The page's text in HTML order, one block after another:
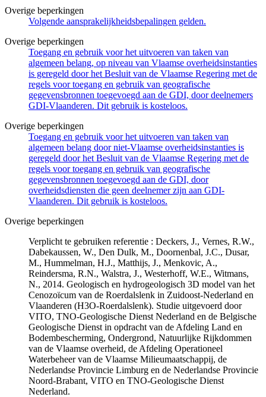
Overige beperkingen
Volgende aansprakelijkheidsbepalingen gelden.
Overige beperkingen
Toegang en gebruik voor het uitvoeren van taken van
algemeen belang, op niveau van Vlaamse overheidsinstanties
is geregeld door het Besluit van de Vlaamse Regering met de
regels voor toegang en gebruik van geografische
gegevensbronnen toegevoegd aan de GDI, door deelnemers
GDI-Vlaanderen. Dit gebruik is kosteloos.
Overige beperkingen
Toegang en gebruik voor het uitvoeren van taken van
algemeen belang door niet-Vlaamse overheidsinstanties is
geregeld door het Besluit van de Vlaamse Regering met de
regels voor toegang en gebruik van geografische
gegevensbronnen toegevoegd aan de GDI, door
overheidsdiensten die geen deelnemer zijn aan GDI-
Vlaanderen. Dit gebruik is kosteloos.
Overige beperkingen
Verplicht te gebruiken referentie : Deckers, J., Vernes, R.W.,
Dabekaussen, W., Den Dulk, M., Doornenbal, J.C., Dusar,
M., Hummelman, H.J., Matthijs, J., Menkovic, A.,
Reindersma, R.N., Walstra, J., Westerhoff, W.E., Witmans,
N., 2014. Geologisch en hydrogeologisch 3D model van het
Cenozoïcum van de Roerdalslenk in Zuidoost-Nederland en
Vlaanderen (H3O-Roerdalslenk). Studie uitgevoerd door
VITO, TNO-Geologische Dienst Nederland en de Belgische
Geologische Dienst in opdracht van de Afdeling Land en
Bodembescherming, Ondergrond, Natuurlijke Rijkdommen
van de Vlaamse overheid, de Afdeling Operationeel
Waterbeheer van de Vlaamse Milieumaatschappij, de
Nederlandse Provincie Limburg en de Nederlandse Provincie
Noord-Brabant, VITO en TNO-Geologische Dienst
Nederland.